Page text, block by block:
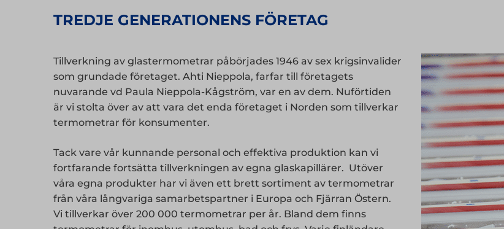
TREDJE GENERATIONENS FÖRETAG
Tillverkning av glastermometrar påbörjades 1946 av sex krigsinvalider
som grundade företaget. Ahti Nieppola, farfar till företagets
nuvarande vd Paula Nieppola-Kågström, var en av dem. Nuförtiden
är vi stolta över av att vara det enda företaget i Norden som tillverkar
termometrar för konsumenter.
Tack vare vår kunnande personal och effektiva produktion kan vi
fortfarande fortsätta tillverkningen av egna glaskapillärer. Utöver
våra egna produkter har vi även ett brett sortiment av termometrar
från våra långvariga samarbetspartner i Europa och Fjärran Östern.
Vi tillverkar över 200 000 termometrar per år. Bland dem finns